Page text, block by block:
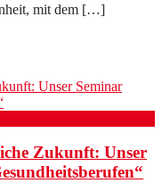
mit dem […]
Zukunft: Unser